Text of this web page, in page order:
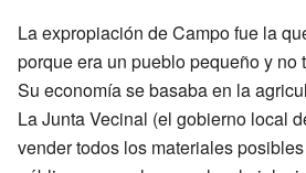
La expropiación de Campo fue la
porque era un pueblo pequeño y no
Su economía se basaba en la
La Junta Vecinal (el gobierno local
vender todos los materiales